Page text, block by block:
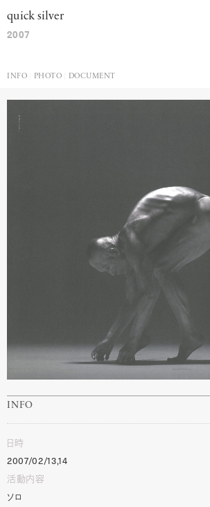
quick silver
2007
INFO PHOTO DOCUMENT
INFO
日時
2007/02/13,14
活動内容
ソロ